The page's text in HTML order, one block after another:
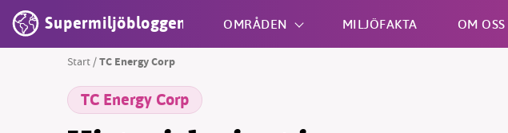
Supermiljöbloggen OMRÅDEN MILJÖFAKTA OM OSS
Shift + S
Start /TC Energy Corp
TC Energy Corp